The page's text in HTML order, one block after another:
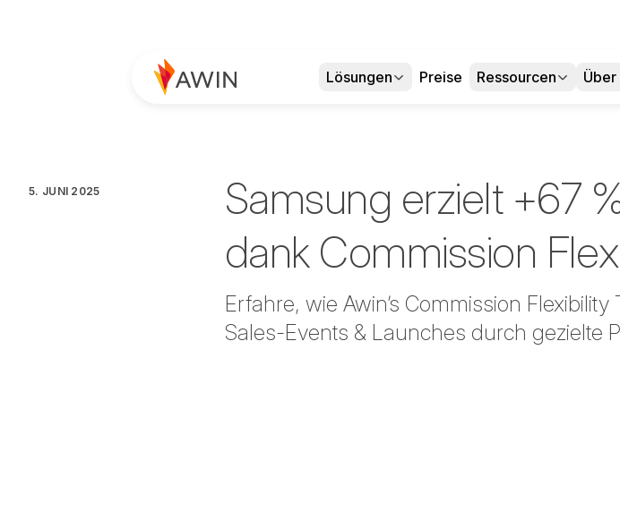
Lösungen Preise Ressourcen Über
Samsung erzielt +67
dank Commission
Erfahre, wie Awin’s Commission
Sales-Events & Launches durch gezielte
5. JUNI 2025